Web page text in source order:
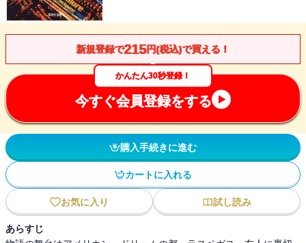
新規登録で215円(税込)で買える！
かんたん30秒登録！
今すぐ会員登録をする
購入手続きに進む
カートに入れる
お気に入り 試し読み
あらすじ